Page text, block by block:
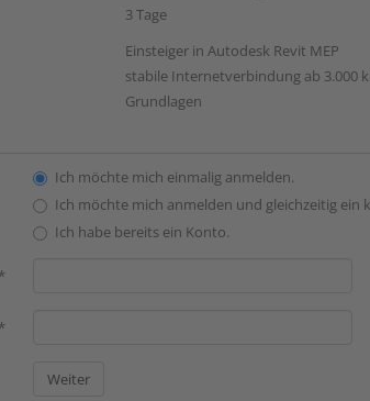
3 Tage
Einsteiger in Autodesk Revit MEP
stabile Internetverbindung ab 3.000
Grundlagen
Ich möchte mich einmalig anmelden.
Ich möchte mich anmelden und gleichzeitig ein
Ich habe bereits ein Konto.